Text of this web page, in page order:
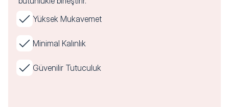
Yüksek Mukavemet
Minimal Kalınlık
Güvenilir Tutuculuk